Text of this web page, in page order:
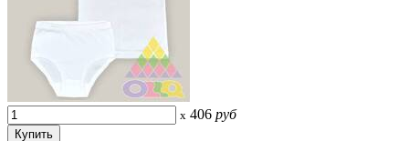
x 406 руб